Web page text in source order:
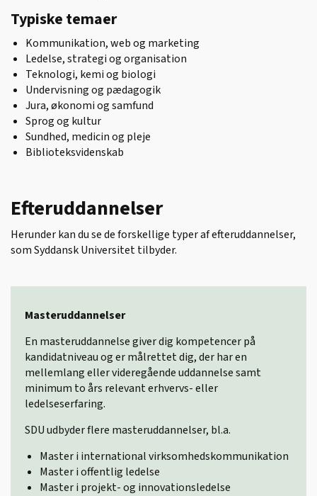
Typiske temaer
Kommunikation, web og marketing
Ledelse, strategi og organisation
Teknologi, kemi og biologi
Undervisning og pædagogik
Jura, økonomi og samfund
Sprog og kultur
Sundhed, medicin og pleje
Biblioteksvidenskab
Efteruddannelser
Herunder kan du se de forskellige typer af efteruddannelser,
som Syddansk Universitet tilbyder.
Masteruddannelser
En masteruddannelse giver dig kompetencer på
kandidatniveau og er målrettet dig, der har en
mellemlang eller videregående uddannelse samt
minimum to års relevant erhvervs- eller
ledelseserfaring.
SDU udbyder flere masteruddannelser, bl.a.
Master i international virksomhedskommunikation
Master i offentlig ledelse
Master i projekt- og innovationsledelse